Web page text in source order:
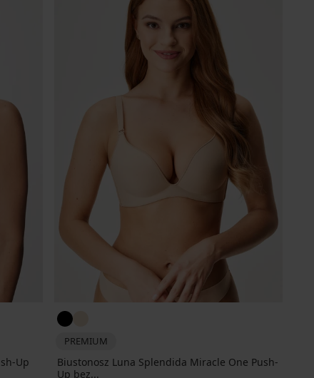
Up
PREMIUM
Biustonosz Luna Splendida Miracle One Push-
Up bez...